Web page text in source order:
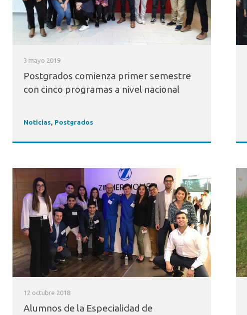
3 mayo 2019
Postgrados comienza primer semestre
con cinco programas a nivel nacional
Noticias, Postgrados
12 octubre 2018
Alumnos de la Especialidad de